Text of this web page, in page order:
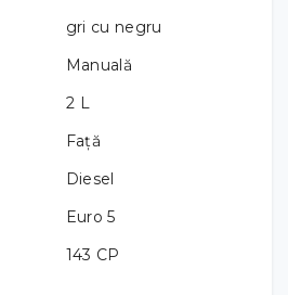
gri cu negru
Manuală
2 L
Față
Diesel
Euro 5
143 CP